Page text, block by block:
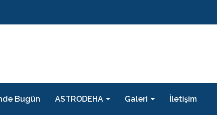
Bugün ASTRODEHA Galeri İletişim